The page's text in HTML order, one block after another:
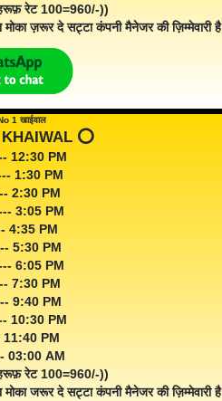
रेट 100=960/-))
ज़रूर दे सट्टा कंपनी मैनेजर की ज़िम्मेवारी है
1 खाईवाल
⭕️
12:30 PM
1:30 PM
2:30 PM
3:05 PM
4:35 PM
5:30 PM
6:05 PM
7:30 PM
9:40 PM
10:30 PM
11:40 PM
03:00 AM
रेट 100=960/-))
जरूर दे सट्टा कंपनी मैनेजर की ज़िम्मेवारी है